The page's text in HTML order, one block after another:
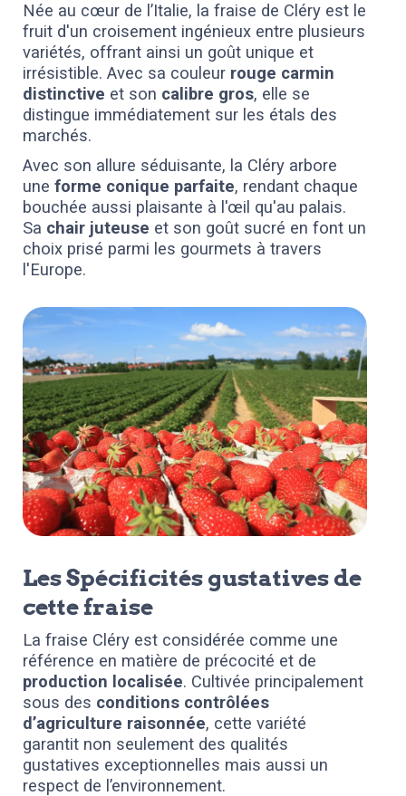
Née au cœur de l’Italie, la fraise de Cléry est le
fruit d'un croisement ingénieux entre plusieurs
variétés, offrant ainsi un goût unique et
irrésistible. Avec sa couleur rouge carmin
distinctive et son calibre gros, elle se
distingue immédiatement sur les étals des
marchés.
Avec son allure séduisante, la Cléry arbore
une forme conique parfaite, rendant chaque
bouchée aussi plaisante à l'œil qu'au palais.
Sa chair juteuse et son goût sucré en font un
choix prisé parmi les gourmets à travers
l'Europe.
Les Spécificités gustatives de
cette fraise
La fraise Cléry est considérée comme une
référence en matière de précocité et de
production localisée. Cultivée principalement
sous des conditions contrôlées
d’agriculture raisonnée, cette variété
garantit non seulement des qualités
gustatives exceptionnelles mais aussi un
respect de l’environnement.